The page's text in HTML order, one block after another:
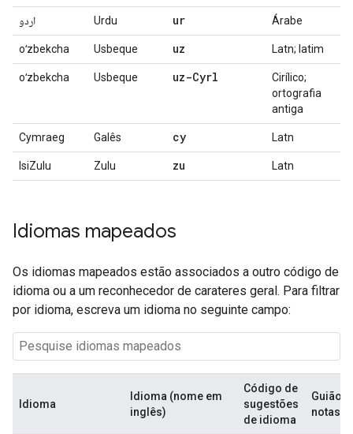
اردو Urdu ur Árabe
oʻzbekcha Usbeque uz Latn; latim
oʻzbekcha Usbeque uz-Cyrl
Cirílico;
ortografia
antiga
Cymraeg Galês cy Latn
IsiZulu Zulu zu Latn
Idiomas mapeados
Os idiomas mapeados estão associados a outro código de
idioma ou a um reconhecedor de carateres geral. Para filtrar
por idioma, escreva um idioma no seguinte campo:
Idioma
Idioma (nome em
inglês)
Código de
sugestões
de idioma
Guião e
notas